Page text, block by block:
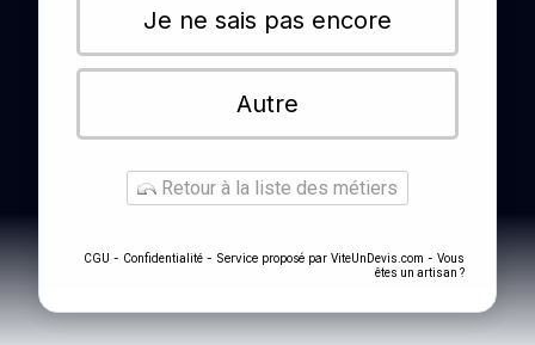
Je ne sais pas encore
Autre
Retour à la liste des métiers
CGU - Confidentialité - Service proposé par ViteUnDevis.com - Vous
êtes un artisan ?